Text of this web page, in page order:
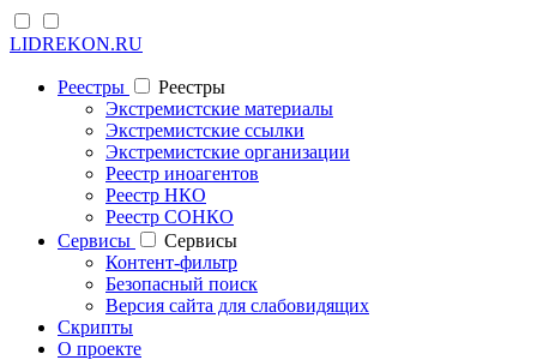
LIDREKON.RU
Реестры
Реестры
Экстремистские материалы
Экстремистские ссылки
Экстремистские организации
Реестр иноагентов
Реестр НКО
Реестр СОНКО
Cервисы
Cервисы
Контент-фильтр
Безопасный поиск
Версия сайта для слабовидящих
Скрипты
О проекте